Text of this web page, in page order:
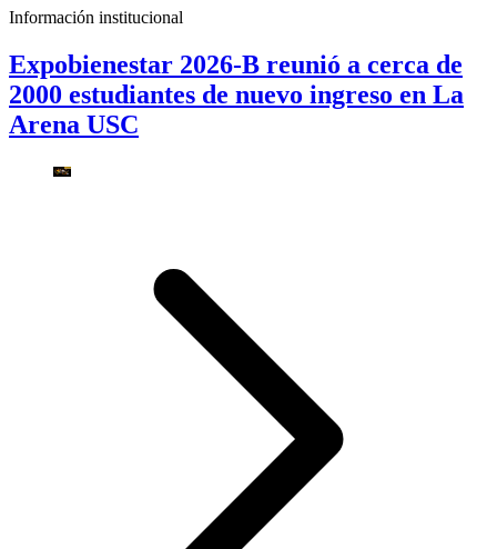
Información institucional
Expobienestar 2026-B reunió a cerca de
2000 estudiantes de nuevo ingreso en La
Arena USC